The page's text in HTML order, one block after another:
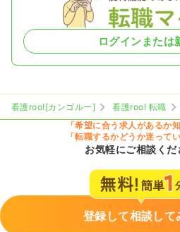
ログインまたは
看護roo![カンゴルー] 看護roo! 転職
「希望に合う求人があるか
「転職するかどうか迷って
お気軽にご相談くだ
登録して相談して